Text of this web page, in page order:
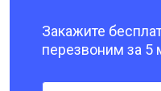
Закажите
перезвоним за 5